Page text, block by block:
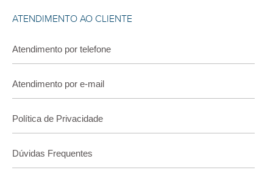
ATENDIMENTO AO CLIENTE
Atendimento por telefone
Atendimento por e-mail
Política de Privacidade
Dúvidas Frequentes